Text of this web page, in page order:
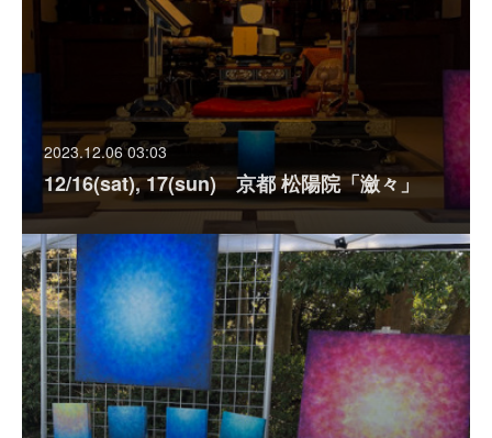
2023.12.06 03:03
12/16(sat), 17(sun) 京都 松陽院「瀲々」